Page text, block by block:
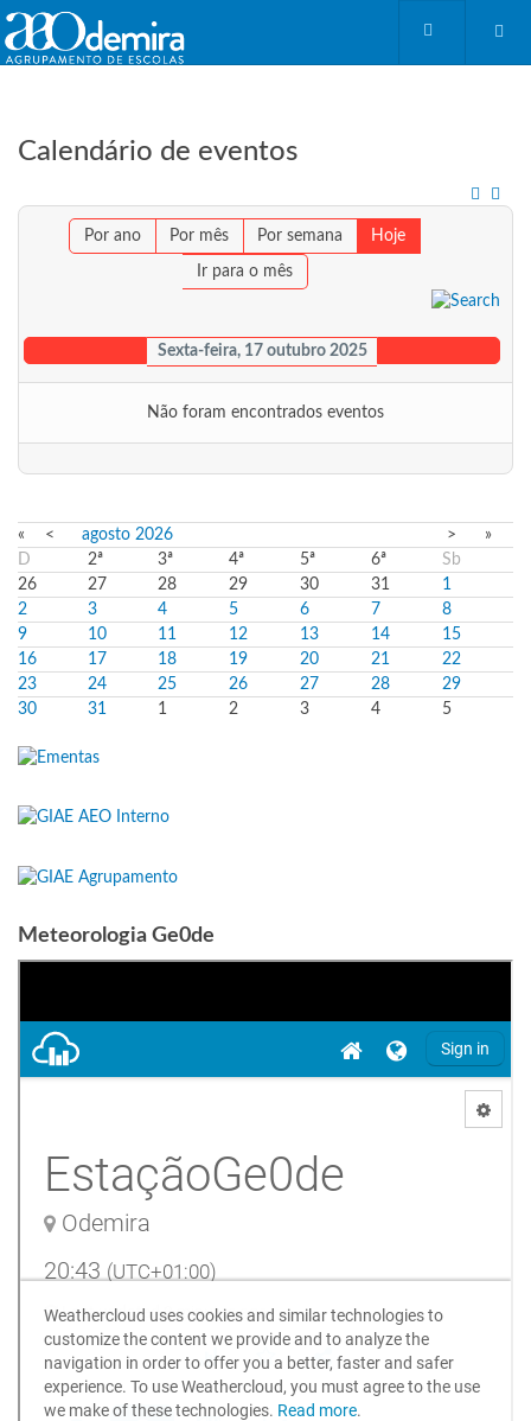
Calendário de eventos
Por ano Por mês Por semana Hoje
Ir para o mês
Sexta-feira, 17 outubro 2025
Não foram encontrados eventos
« < agosto 2026 >
»
D
2ª 3ª 4ª 5ª 6ª
Sb
26
27 28 29 30 31
1
2
3 4 5 6 7
8
9
10 11 12 13 14
15
16
17 18 19 20 21
22
23
24 25 26 27 28
29
30
31 1 2 3 4 5
Meteorologia Ge0de